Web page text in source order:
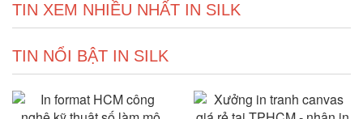
TIN XEM NHIỀU NHẤT IN SILK
TIN NỔI BẬT IN SILK